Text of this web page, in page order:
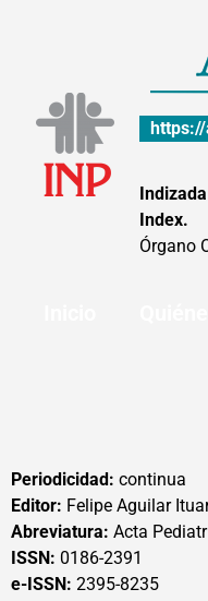
Index.
Órgano
Periodicidad: continua
Editor: Felipe Aguilar
Abreviatura: Acta
ISSN: 0186-2391
e-ISSN: 2395-8235